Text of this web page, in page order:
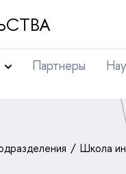
Партнеры
Школа